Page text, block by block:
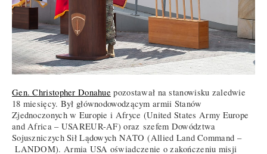
Gen. Christopher Donahue pozostawał na stanowisku zaledwie
18 miesięcy. Był głównodowodzącym armii Stanów
Zjednoczonych w Europie i Afryce (United States Army Europe
and Africa – USAREUR-AF) oraz szefem Dowództwa
Sojuszniczych Sił Lądowych NATO (Allied Land Command –
LANDOM). Armia USA oświadczenie o zakończeniu misji